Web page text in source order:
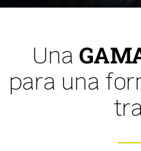
Una
para una